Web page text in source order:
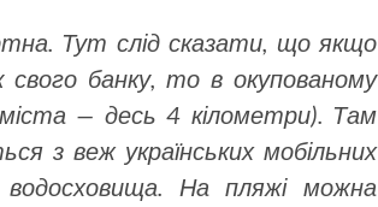
Тут слід сказати, що якщо
банку, то в окупованому
— десь 4 кілометри). Там
з веж українських мобільних
водосховища. На пляжі можна